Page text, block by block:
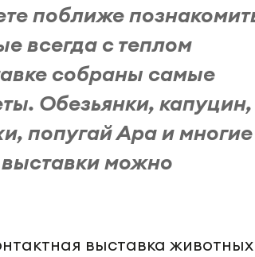
поближе
всегда с теплом
собраны самые
Обезьянки, капуцин,
попугай Ара и многие
можно